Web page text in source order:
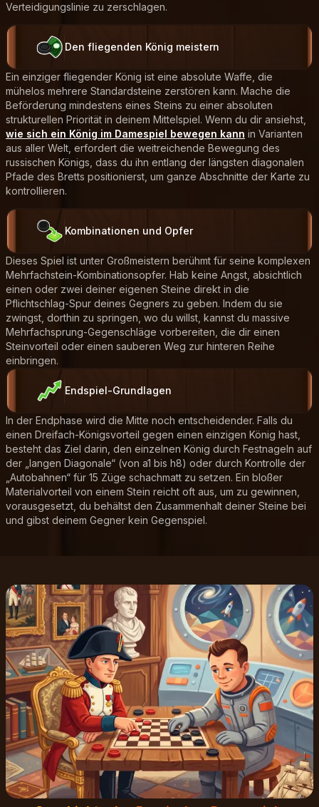
Verteidigungslinie zu zerschlagen.
Den fliegenden König meistern
Ein einziger fliegender König ist eine absolute Waffe, die
mühelos mehrere Standardsteine zerstören kann. Mache die
Beförderung mindestens eines Steins zu einer absoluten
strukturellen Priorität in deinem Mittelspiel. Wenn du dir ansiehst,
wie sich ein König im Damespiel bewegen kann in Varianten
aus aller Welt, erfordert die weitreichende Bewegung des
russischen Königs, dass du ihn entlang der längsten diagonalen
Pfade des Bretts positionierst, um ganze Abschnitte der Karte zu
kontrollieren.
Kombinationen und Opfer
Dieses Spiel ist unter Großmeistern berühmt für seine komplexen
Mehrfachstein-Kombinationsopfer. Hab keine Angst, absichtlich
einen oder zwei deiner eigenen Steine direkt in die
Pflichtschlag-Spur deines Gegners zu geben. Indem du sie
zwingst, dorthin zu springen, wo du willst, kannst du massive
Mehrfachsprung-Gegenschläge vorbereiten, die dir einen
Steinvorteil oder einen sauberen Weg zur hinteren Reihe
einbringen.
Endspiel-Grundlagen
In der Endphase wird die Mitte noch entscheidender. Falls du
einen Dreifach-Königsvorteil gegen einen einzigen König hast,
besteht das Ziel darin, den einzelnen König durch Festnageln auf
der „langen Diagonale“ (von a1 bis h8) oder durch Kontrolle der
„Autobahnen“ für 15 Züge schachmatt zu setzen. Ein bloßer
Materialvorteil von einem Stein reicht oft aus, um zu gewinnen,
vorausgesetzt, du behältst den Zusammenhalt deiner Steine bei
und gibst deinem Gegner kein Gegenspiel.